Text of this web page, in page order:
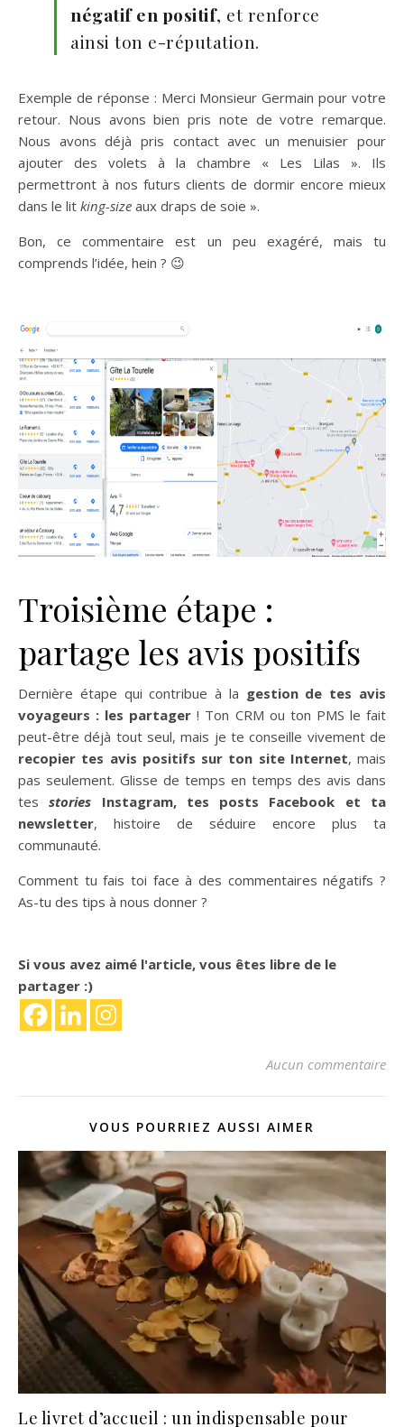
négatif en positif, et renforce
ainsi ton e-réputation.
Exemple de réponse : Merci Monsieur Germain pour votre
retour. Nous avons bien pris note de votre remarque.
Nous avons déjà pris contact avec un menuisier pour
ajouter des volets à la chambre « Les Lilas ». Ils
permettront à nos futurs clients de dormir encore mieux
dans le lit king-size aux draps de soie ».
Bon, ce commentaire est un peu exagéré, mais tu
comprends l’idée, hein ? 😉
Troisième étape :
partage les avis positifs
Dernière étape qui contribue à la gestion de tes avis
voyageurs : les partager ! Ton CRM ou ton PMS le fait
peut-être déjà tout seul, mais je te conseille vivement de
recopier tes avis positifs sur ton site Internet, mais
pas seulement. Glisse de temps en temps des avis dans
tesstories Instagram, tes posts Facebook et ta
newsletter, histoire de séduire encore plus ta
communauté.
Comment tu fais toi face à des commentaires négatifs ?
As-tu des tips à nous donner ?
Si vous avez aimé l'article, vous êtes libre de le
partager :)
Aucun commentaire
VOUS POURRIEZ AUSSI AIMER
Le livret d’accueil : un indispensable pour